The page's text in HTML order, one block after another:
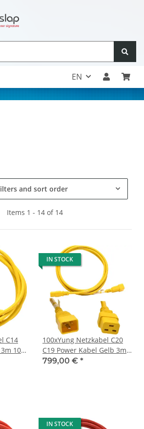
EN
and sort order
Items 1 - 14 of 14
C14
10A
IN STOCK
100xYung Netzkabel C20
C19 Power Kabel Gelb 3m
16A 250V Verlängerung
799,00 € *
IN STOCK